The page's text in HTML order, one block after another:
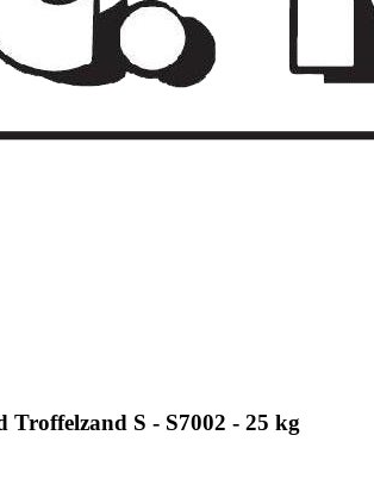
Troffelzand S - S7002 - 25 kg